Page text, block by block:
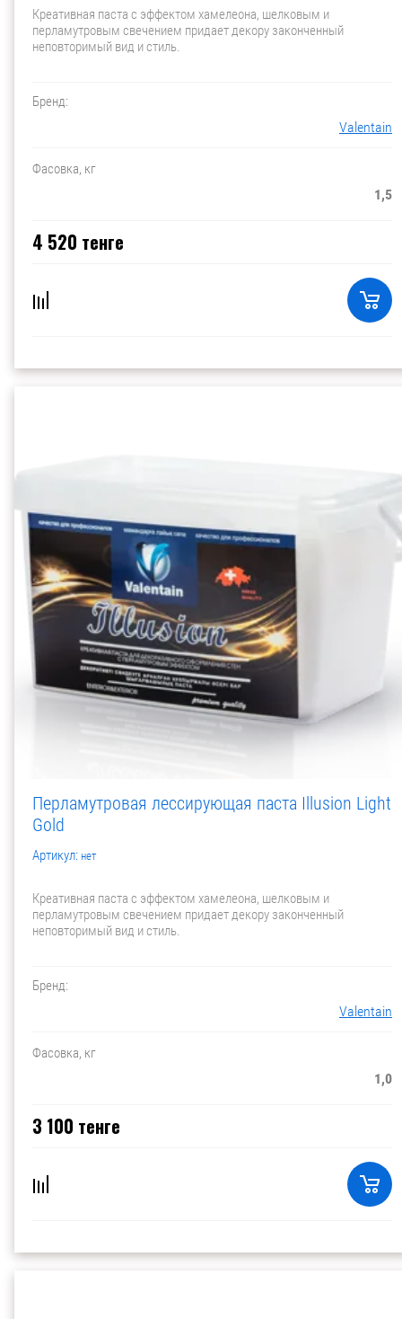
Креативная паста с эффектом хамелеона, шелковым и
перламутровым свечением придает декору законченный
неповторимый вид и стиль.
Бренд:
Valentain
Фасовка, кг
1,5
4 520 тенге
Перламутровая лессирующая паста Illusion Light
Gold
Артикул: нет
Креативная паста с эффектом хамелеона, шелковым и
перламутровым свечением придает декору законченный
неповторимый вид и стиль.
Бренд:
Valentain
Фасовка, кг
1,0
3 100 тенге